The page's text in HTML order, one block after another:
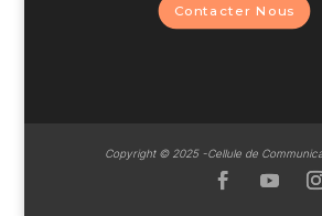
Contacter Nous
Copyright © 2025 -Cellule de